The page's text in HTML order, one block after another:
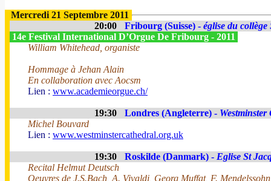
Mercredi 21 Septembre 2011
20:00
Fribourg (Suisse) - église du
14e Festival International D’Orgue De Fribourg - 2011
William Whitehead, organiste
Hommage à Jehan Alain
En collaboration avec Aocsm
Lien : www.academieorgue.ch/
19:30 Londres (Angleterre) - Westminster
Michel Bouvard
Lien : www.westminstercathedral.org.uk
19:30 Roskilde (Danmark) - Eglise St
Recital Helmut Deutsch
Oeuvres de J.S.Bach, A. Vivaldi, Georg Muffat, F. Mendelssohn